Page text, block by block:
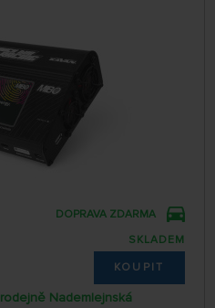
DOPRAVA ZDARMA
SKLADEM
KOUPIT
Nademlejnská